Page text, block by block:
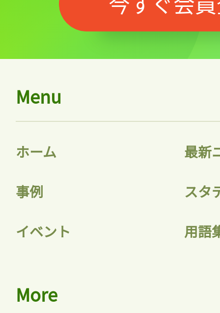
記事をお気に入りに
ログインが必
ログイン
Menu
ホーム 最新
事例 スタ
イベント 用語
More